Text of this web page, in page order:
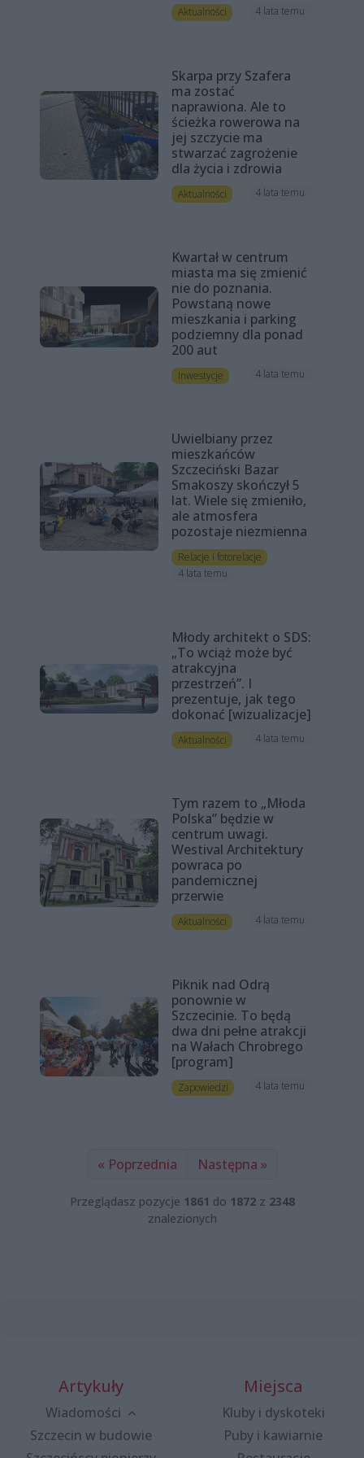
Aktualności 4 lata temu
Skarpa przy Szafera
ma zostać
naprawiona. Ale to
ścieżka rowerowa na
jej szczycie ma
stwarzać zagrożenie
dla życia i zdrowia
Aktualności 4 lata temu
Kwartał w centrum
miasta ma się zmienić
nie do poznania.
Powstaną nowe
mieszkania i parking
podziemny dla ponad
200 aut
Inwestycje 4 lata temu
Uwielbiany przez
mieszkańców
Szczeciński Bazar
Smakoszy skończył 5
lat. Wiele się zmieniło,
ale atmosfera
pozostaje niezmienna
Relacje i fotorelacje
4 lata temu
Młody architekt o SDS:
„To wciąż może być
atrakcyjna
przestrzeń”. I
prezentuje, jak tego
dokonać [wizualizacje]
Aktualności 4 lata temu
Tym razem to „Młoda
Polska” będzie w
centrum uwagi.
Westival Architektury
powraca po
pandemicznej
przerwie
Aktualności 4 lata temu
Piknik nad Odrą
ponownie w
Szczecinie. To będą
dwa dni pełne atrakcji
na Wałach Chrobrego
[program]
Zapowiedzi 4 lata temu
« Poprzednia Następna »
Przeglądasz pozycje 1861 do 1872z 2348
znalezionych
Artykuły
Wiadomości
Szczecin w budowie
Miejsca
Kluby i dyskoteki
Puby i kawiarnie